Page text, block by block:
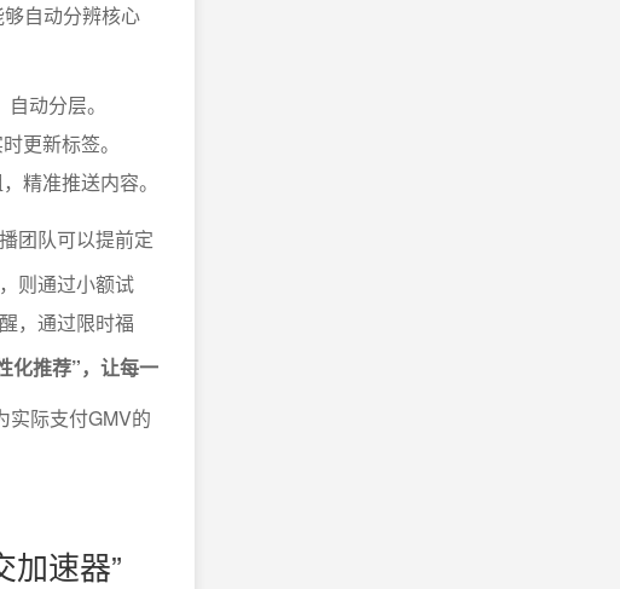
自动分辨核心
动分层。
更新标签。
精准推送内容。
团队可以提前定
则通过小额试
，通过限时福
化推荐”，让每一
实际支付GMV的
加速器”